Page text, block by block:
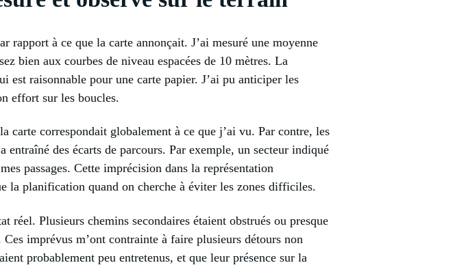
à ce que la carte annonçait. J’ai mesuré une moyenne
bien aux courbes de niveau espacées de 10 mètres. La
est raisonnable pour une carte papier. J’ai pu anticiper les
effort sur les boucles.
carte correspondait globalement à ce que j’ai vu. Par contre, les
des écarts de parcours. Par exemple, un secteur indiqué
passages. Cette imprécision dans la représentation
la planification quand on cherche à éviter les zones difficiles.
réel. Plusieurs chemins secondaires étaient obstrués ou presque
imprévus m’ont contrainte à faire plusieurs détours non
probablement peu entretenus, et que leur présence sur la